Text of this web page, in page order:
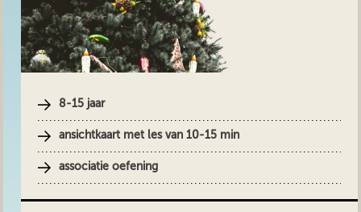
uit de praktijk
8-15 jaar
ansichtkaart met les van 10-15 min
associatie oefening